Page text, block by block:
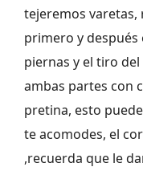
tejeremos varetas,
primero y
piernas y el tiro
ambas partes con
pretina, esto
te acomodes, el
,recuerda que le